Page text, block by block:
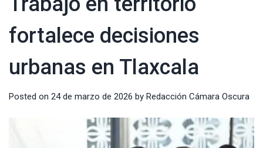
fortalece decisiones
urbanas en Tlaxcala
Posted on 24 de marzo de 2026 by Redacción Cámara Oscura